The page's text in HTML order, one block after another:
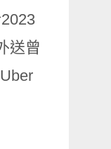
送曾